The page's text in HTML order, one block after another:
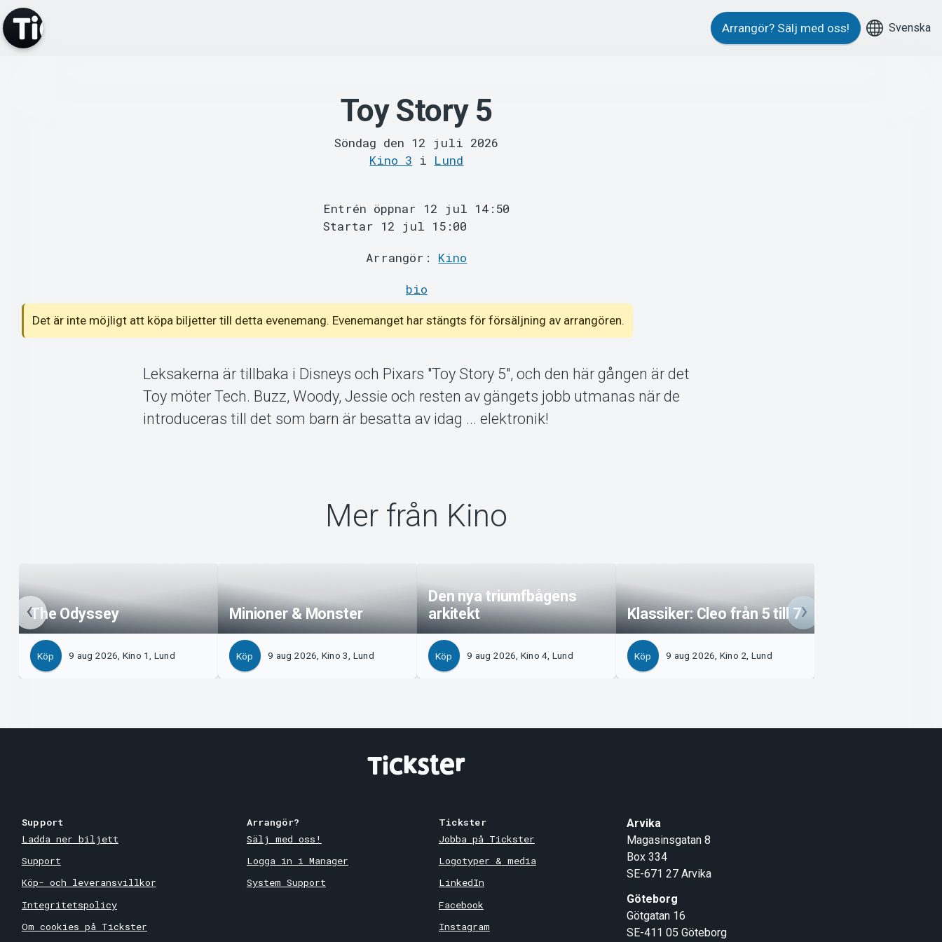
Arrangör? Sälj med oss! Svenska
Toy Story 5
Söndag den 12 juli 2026
Kino 3 i Lund
Entrén öppnar 12 jul 14:50
Startar 12 jul 15:00
Arrangör: Kino
bio
Det är inte möjligt att köpa biljetter till detta evenemang. Evenemanget har stängts för försäljning av arrangören.
Leksakerna är tillbaka i Disneys och Pixars "Toy Story 5", och den här gången är det
Toy möter Tech. Buzz, Woody, Jessie och resten av gängets jobb utmanas när de
introduceras till det som barn är besatta av idag ... elektronik!
Mer från Kino
The Odyssey
Köp 9 aug 2026, Kino 1, Lund
Minioner & Monster
Köp 9 aug 2026, Kino 3, Lund
Den nya triumfbågens
arkitekt
Köp 9 aug 2026, Kino 4, Lund
Klassiker: Cleo från 5 till 7
Köp 9 aug 2026, Kino 2, Lund
Support
Ladda ner biljett
Support
Köp- och leveransvillkor
Integritetspolicy
Om cookies på Tickster
Arrangör?
Sälj med oss!
Logga in i Manager
System Support
Tickster
Jobba på Tickster
Logotyper & media
LinkedIn
Facebook
Instagram
Arvika
Magasinsgatan 8
Box 334
SE-671 27 Arvika
Göteborg
Götgatan 16
SE-411 05 Göteborg